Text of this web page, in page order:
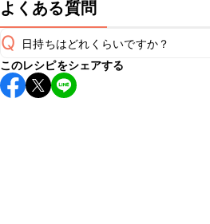
よくある質問
Q 日持ちはどれくらいですか？
保存期間は冷蔵で当日中が目安です
し上がりください。
このレシピをシェアする